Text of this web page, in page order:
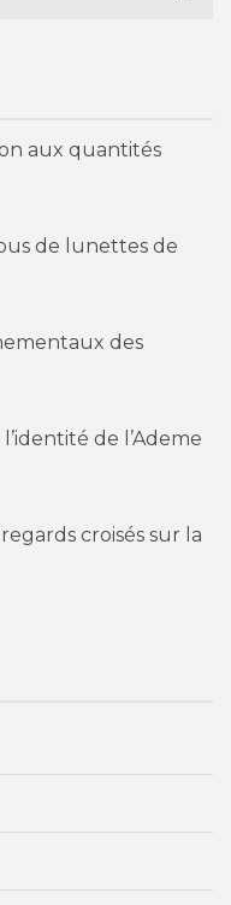
aux quantités
de lunettes de
des
de l’Ademe
croisés sur la